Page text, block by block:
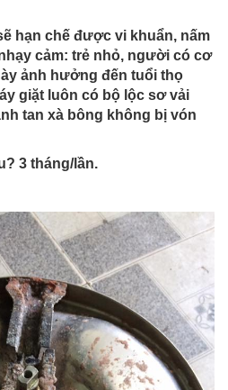
hạn chế được vi khuẩn, nấm
cảm: trẻ nhỏ, người có cơ
ảnh hưởng đến tuổi thọ
giặt luôn có bộ lộc sơ vải
tan xà bông không bị vón
3 tháng/lần.